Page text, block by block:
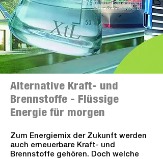
Alternative Kraft- und
Brennstoffe - Flüssige
Energie für morgen
Zum Energiemix der Zukunft werden
auch erneuerbare Kraft- und
Brennstoffe gehören. Doch welche